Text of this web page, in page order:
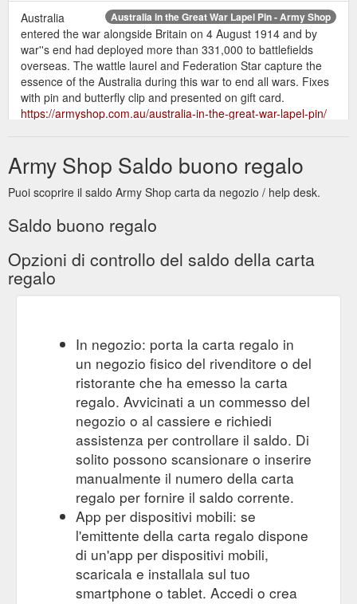
Australia in the Great War Lapel Pin - Army Shop
Australia
entered the war alongside Britain on 4 August 1914 and by
war''s end had deployed more than 331,000 to battlefields
overseas. The wattle laurel and Federation Star capture the
essence of the Australia during this war to end all wars. Fixes
with pin and butterfly clip and presented on gift card.
https://armyshop.com.au/australia-in-the-great-war-lapel-pin/
Army Shop Saldo buono regalo
Puoi scoprire il saldo Army Shop carta da negozio / help desk.
Saldo buono regalo
Opzioni di controllo del saldo della carta
regalo
In negozio: porta la carta regalo in
un negozio fisico del rivenditore o del
ristorante che ha emesso la carta
regalo. Avvicinati a un commesso del
negozio o al cassiere e richiedi
assistenza per controllare il saldo. Di
solito possono scansionare o inserire
manualmente il numero della carta
regalo per fornire il saldo corrente.
App per dispositivi mobili: se
l'emittente della carta regalo dispone
di un'app per dispositivi mobili,
scaricala e installala sul tuo
smartphone o tablet. Accedi o crea